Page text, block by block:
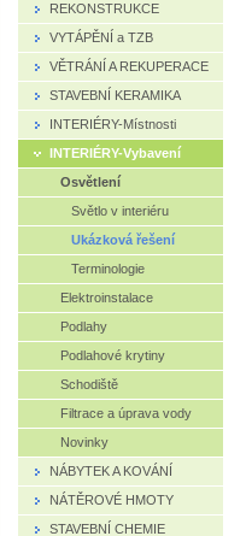
REKONSTRUKCE
VYTÁPĚNÍ a TZB
VĚTRÁNÍ A REKUPERACE
STAVEBNÍ KERAMIKA
INTERIÉRY-Místnosti
INTERIÉRY-Vybavení
Osvětlení
Světlo v interiéru
Ukázková řešení
Terminologie
Elektroinstalace
Podlahy
Podlahové krytiny
Schodiště
Filtrace a úprava vody
Novinky
NÁBYTEK A KOVÁNÍ
NÁTĚROVÉ HMOTY
STAVEBNÍ CHEMIE